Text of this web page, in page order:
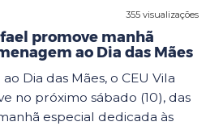
355 visualizações
promove manhã
ao Dia das Mães
Dia das Mães, o CEU Vila
no próximo sábado (10), das
especial dedicada às